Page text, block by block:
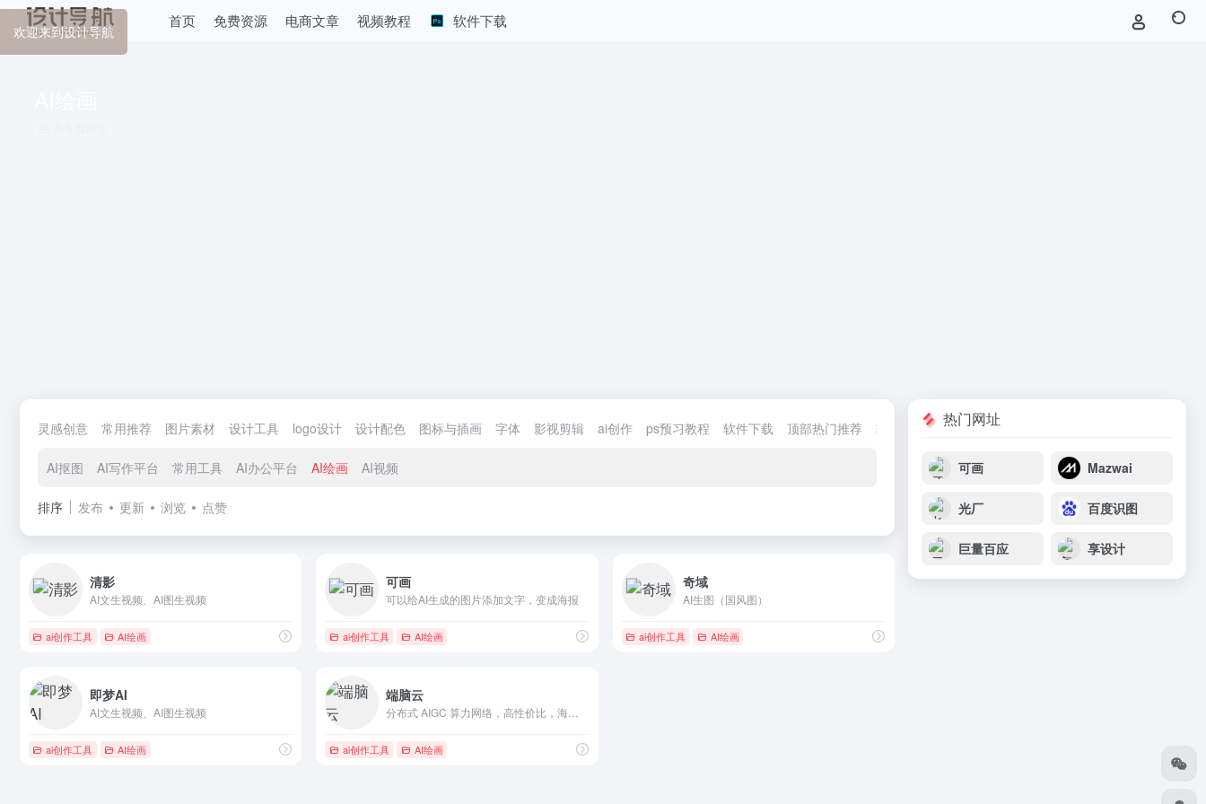
首页 免费资源 电商文章 视频教程 软件下载
灵感创意 常用推荐 图片素材 设计工具 logo设计 设计配色 图标与插画 字体 影视剪辑 ai创作 ps预习教程 软件下载 顶部热门推荐 转换工具 创意文案
AI抠图 AI写作平台 常用工具 AI办公平台 AI绘画 AI视频
排序 发布 更新 浏览 点赞
清影
AI文生视频、AI图生视频
ai创作工具 AI绘画
可画
可以给AI生成的图片添加文字，变成海报
ai创作工具 AI绘画
奇域
AI生图（国风图）
ai创作工具 AI绘画
即梦AI
AI文生视频、AI图生视频
ai创作工具 AI绘画
端脑云
ai创作工具 AI绘画
热门网址
可画 Mazwai
光厂 百度识图
巨量百应 享设计
欢迎来到设计导航